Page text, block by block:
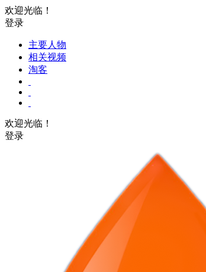
欢迎光临！
登录
主要人物
相关视频
淘客
欢迎光临！
登录